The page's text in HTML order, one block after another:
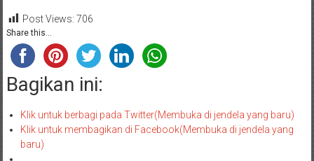
Post Views: 706
Share this...
Bagikan ini:
Klik untuk berbagi pada Twitter(Membuka di jendela yang baru)
Klik untuk membagikan di Facebook(Membuka di jendela yang
baru)